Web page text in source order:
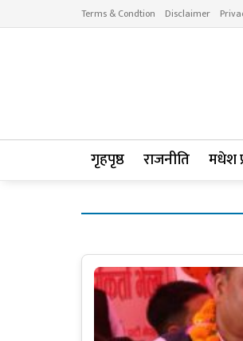
Terms & Condtion Disclaimer
गृहपृष्ठ राजनीति मधेश